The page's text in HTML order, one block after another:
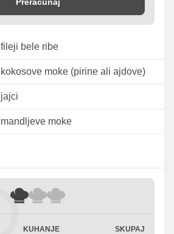
fileji bele ribe
kokosove moke (pirine ali ajdove)
jajci
mandljeve moke
KUHANJE
SKUPAJ